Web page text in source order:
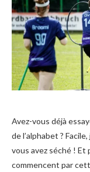
Avez-vous déjà
de l’alphabet ?
vous avez séché !
commencent par